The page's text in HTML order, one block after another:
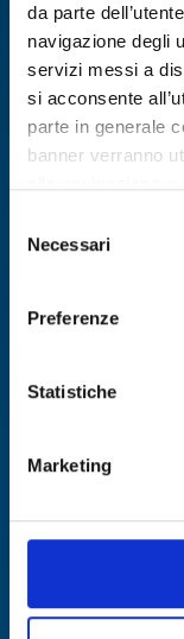
da parte
navigazione degli
servizi messi a
si acconsente
parte in generale
banner verranno
Per conoscere i
https://
https://
delNecessari
Preferenze
Statistiche
Marketing
tecnologia
ID EEN: